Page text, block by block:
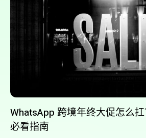
WhatsApp 跨境年终大促怎么
必看指南